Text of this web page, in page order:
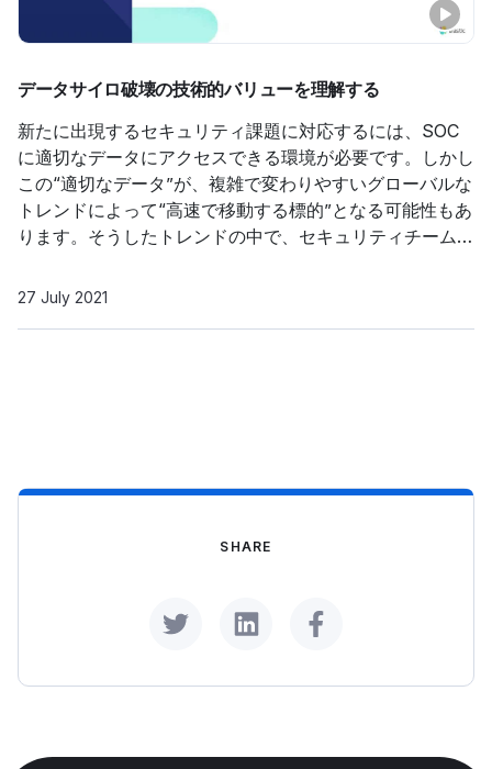
データサイロ破壊の技術的バリューを理解する
新たに出現するセキュリティ課題に対応するには、SOC
に適切なデータにアクセスできる環境が必要です。しかし
この“適切なデータ”が、複雑で変わりやすいグローバルな
トレンドによって“高速で移動する標的”となる可能性もあ
ります。そうしたトレンドの中で、セキュリティチームは
集する義務に追われる一方です。Elasticのソリューション
27 July 2021
SHARE
Share on TwitterShare on LinkedInShare on Facebook